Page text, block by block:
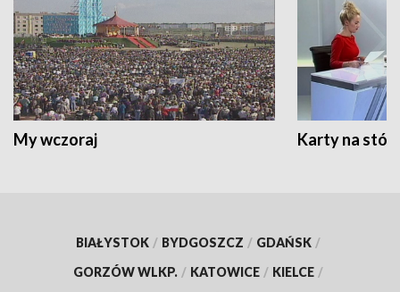
My wczoraj Karty na
BIAŁYSTOK / BYDGOSZCZ / GDAŃSK /
GORZÓW WLKP. / KATOWICE / KIELCE /